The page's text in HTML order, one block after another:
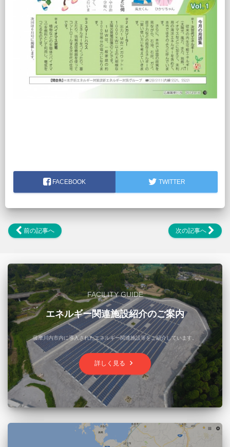
FACEBOOK TWITTER
前の記事へ 次の記事へ
FACILITY GUIDE
エネルギー関連施設紹介のご案内
薩摩川内市内に導入されたエネルギー関連施設等をご紹介しています。
詳しく見る keyboard_arrow_right